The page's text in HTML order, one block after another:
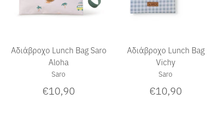
Αδιάβροχο Lunch Bag Saro
Aloha
Saro
€10,90
Αδιάβροχο Lunch Bag
Vichy
Saro
€10,90